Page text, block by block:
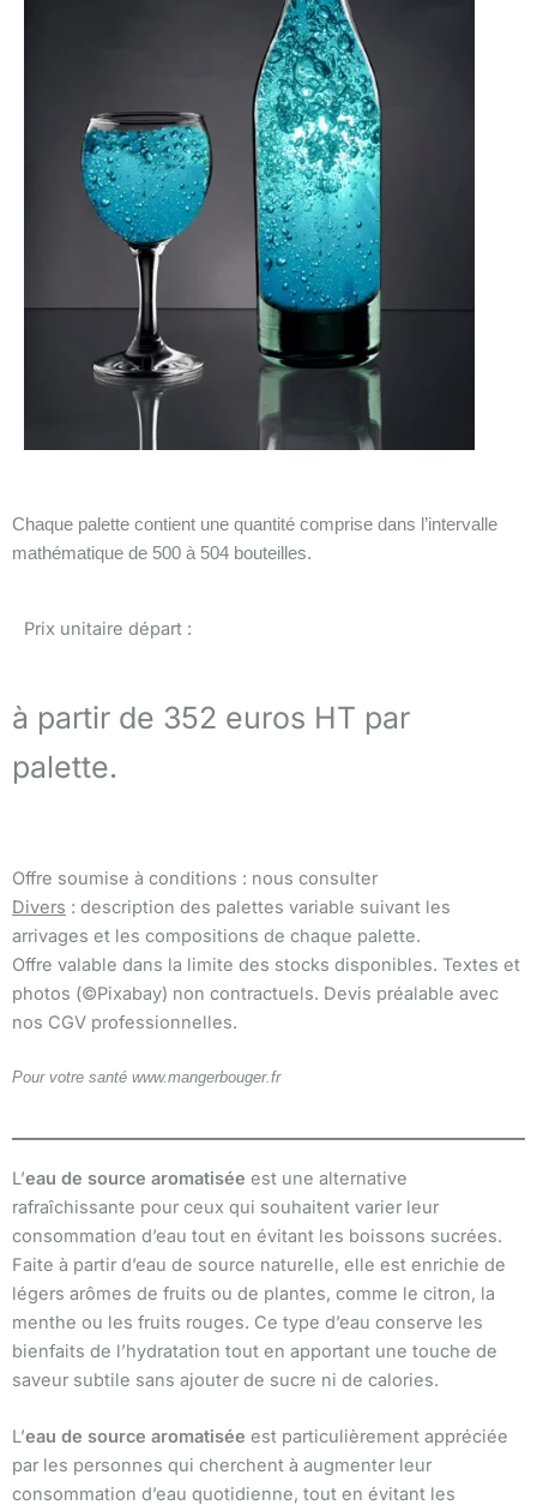
Chaque palette contient une quantité comprise dans l’intervalle
mathématique de 500 à 504 bouteilles.
Prix unitaire départ :
à partir de 352 euros HT par
palette.
Offre soumise à conditions : nous consulter
Divers : description des palettes variable suivant les
arrivages et les compositions de chaque palette.
Offre valable dans la limite des stocks disponibles. Textes et
photos (©Pixabay) non contractuels. Devis préalable avec
nos CGV professionnelles.
Pour votre santé www.mangerbouger.fr
L’eau de source aromatisée est une alternative
rafraîchissante pour ceux qui souhaitent varier leur
consommation d’eau tout en évitant les boissons sucrées.
Faite à partir d’eau de source naturelle, elle est enrichie de
légers arômes de fruits ou de plantes, comme le citron, la
menthe ou les fruits rouges. Ce type d’eau conserve les
bienfaits de l’hydratation tout en apportant une touche de
saveur subtile sans ajouter de sucre ni de calories.
L’eau de source aromatisée est particulièrement appréciée
par les personnes qui cherchent à augmenter leur
consommation d’eau quotidienne, tout en évitant les